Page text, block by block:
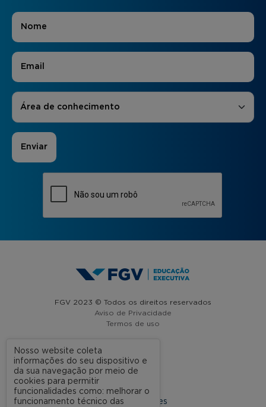
Nome
E-mail
Áreas de Interesse
Área de conhecimento
FGV 2023 © Todos os direitos reservados
Aviso de Privacidade
Termos de uso
A FGV
Nossas Unidades
Nosso website coleta
informações do seu dispositivo e
da sua navegação por meio de
cookies para permitir
funcionalidades como: melhorar o
funcionamento técnico das